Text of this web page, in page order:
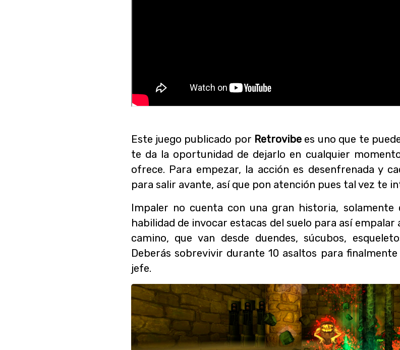
Este juego publicado por Retrovibe es uno que te
te da la oportunidad de dejarlo en cualquier
ofrece. Para empezar, la acción es desenfrenada y
para salir avante, así que pon atención pues tal vez te
Impaler no cuenta con una gran historia,
habilidad de invocar estacas del suelo para así
camino, que van desde duendes, súcubos,
Deberás sobrevivir durante 10 asaltos para
jefe.